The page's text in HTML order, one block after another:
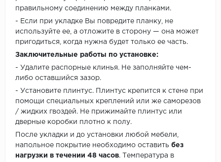
правильному соединению между планками.
- Если при укладке Вы повредите планку, не
используйте ее, а отложите в сторону — она может
пригодиться, когда нужна будет только ее часть.
Заключительные работы по установке:
- Удалите распорные клинья. Не заполняйте чем-
либо оставшийся зазор.
- Установите плинтус. Плинтус крепится к стене при
помощи специальных креплений или же саморезов
/ жидких гвоздей. Не прижимайте плинтус или
дверные коробки плотно к полу.
После укладки и до установки любой мебели,
напольное покрытие необходимо оставить без
нагрузки в течении 48 часов. Температура в